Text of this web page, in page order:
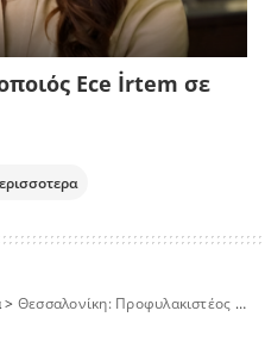
Ece İrtem σε
> Θεσσαλονίκη: Προφυλακιστέος μόνο ο ένας για τον θάνατο Βούλγαρου οπαδού